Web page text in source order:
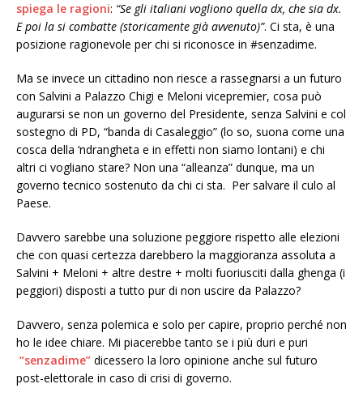
spiega le ragioni: “Se gli italiani vogliono quella dx, che sia dx.
E poi la si combatte (storicamente già avvenuto)”. Ci sta, è una
posizione ragionevole per chi si riconosce in #senzadime.
Ma se invece un cittadino non riesce a rassegnarsi a un futuro
con Salvini a Palazzo Chigi e Meloni vicepremier, cosa può
augurarsi se non un governo del Presidente, senza Salvini e col
sostegno di PD, “banda di Casaleggio” (lo so, suona come una
cosca della ‘ndrangheta e in effetti non siamo lontani) e chi
altri ci vogliano stare? Non una “alleanza” dunque, ma un
governo tecnico sostenuto da chi ci sta. Per salvare il culo al
Paese.
Davvero sarebbe una soluzione peggiore rispetto alle elezioni
che con quasi certezza darebbero la maggioranza assoluta a
Salvini + Meloni + altre destre + molti fuoriusciti dalla ghenga (i
peggiori) disposti a tutto pur di non uscire da Palazzo?
Davvero, senza polemica e solo per capire, proprio perché non
ho le idee chiare. Mi piacerebbe tanto se i più duri e puri
“senzadime” dicessero la loro opinione anche sul futuro
post-elettorale in caso di crisi di governo.